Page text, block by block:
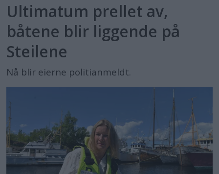
Ultimatum prellet av,
båtene blir liggende på
Steilene
Nå blir eierne politianmeldt.